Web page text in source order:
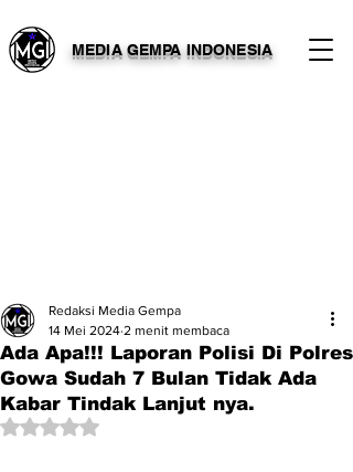
MEDIA GEMPA INDONESIA
Ada Apa!!! Laporan Polisi Di Polres
Gowa Sudah 7 Bulan Tidak Ada
Kabar Tindak Lanjut nya.
Redaksi Media Gempa
14 Mei 2024 2 menit membaca
Dinilai NaN dari 5 bintang.